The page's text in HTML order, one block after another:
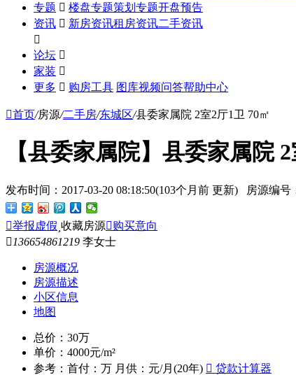
专题  楼盘专题策划专题开盘预告
资讯  新房资讯租房资讯二手资讯

论坛 
家装 
更多  购房工具 图库视频问答帮助中心
首页/房源/二手房/东城区/县委家属院 2室2厅1卫 70㎡
【县委家属院】县委家属院
发布时间： 2017-03-20 08:18:50(103个月前 更新) 房源编号
举报虚假 收藏房源购买意向
 136654861219 李女士
房源概况
房源描述
小区信息
地图
总价： 30万
单价： 4000元/m²
参考： 首付： 万 月供： 元/月(20年)  贷款计算器